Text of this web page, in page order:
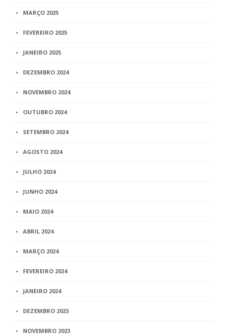
MARÇO 2025
FEVEREIRO 2025
JANEIRO 2025
DEZEMBRO 2024
NOVEMBRO 2024
OUTUBRO 2024
SETEMBRO 2024
AGOSTO 2024
JULHO 2024
JUNHO 2024
MAIO 2024
ABRIL 2024
MARÇO 2024
FEVEREIRO 2024
JANEIRO 2024
DEZEMBRO 2023
NOVEMBRO 2023